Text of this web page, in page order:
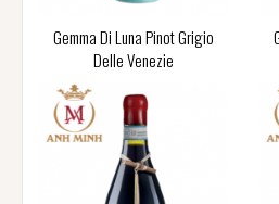
Gemma Di Luna Pinot Grigio
Delle Venezie